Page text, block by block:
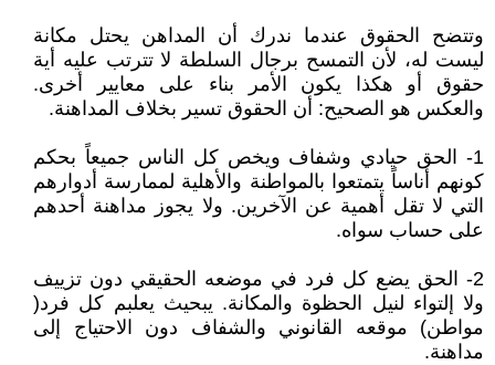
وتتضح الحقوق عندما ندرك أن المداهن يحتل مكانة
ليست له، لأن التمسح برجال السلطة لا تترتب عليه أية
حقوق أو هكذا يكون الأمر بناء على معايير أخرى.
والعكس هو الصحيح: أن الحقوق تسير بخلاف المداهنة.
1- الحق حيادي وشفاف ويخص كل الناس جميعاً بحكم
كونهم أناساً يتمتعوا بالمواطنة والأهلية لممارسة أدوارهم
التي لا تقل أهمية عن الآخرين. ولا يجوز مداهنة أحدهم
على حساب سواه.
2- الحق يضع كل فرد في موضعه الحقيقي دون تزييف
ولا إلتواء لنيل الحظوة والمكانة. يبحيث يعلبم كل فرد(
مواطن) موقعه القانوني والشفاف دون الاحتياج إلى
مداهنة.